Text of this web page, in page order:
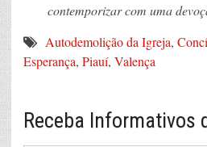
contemporizar com uma
Autodemolição da Igreja,
Esperança, Piauí, Valença
Receba Informativos